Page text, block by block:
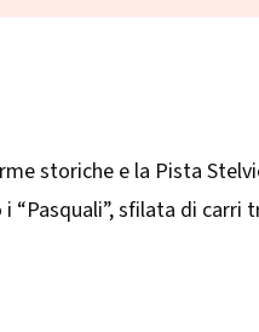
storiche e la Pista
“Pasquali”, sfilata di